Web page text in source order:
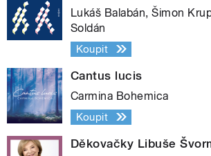
Lukáš Balabán, Šimon
Soldán
Koupit
Cantus lucis
Carmina Bohemica
Koupit
Děkovačky Libuše